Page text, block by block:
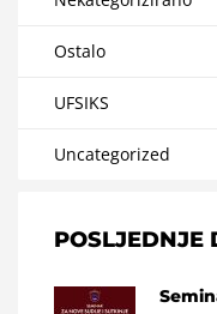
Ostalo
UFSIKS
Uncategorized
POSLJEDNJE